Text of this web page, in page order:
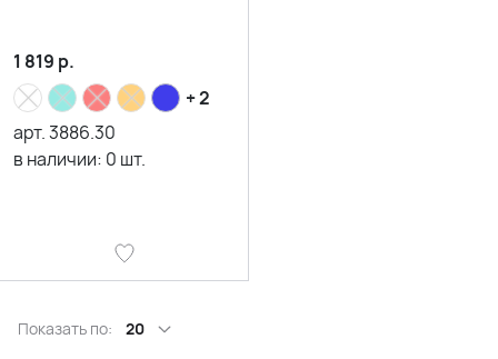
1 819 р.
+ 2
арт.3886.30
в наличии: 0 шт.
Показать по: 20